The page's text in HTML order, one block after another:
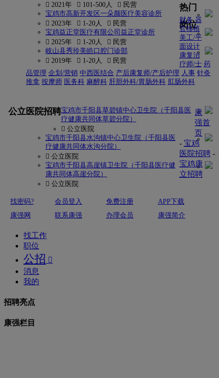
 2021年
 101-500人
 民营
宝鸡市高新开发区一朵颜医疗美容诊所
 2023年
 1-20人
 民营
宝鸡益正堂医疗有限公司益正堂诊所
 2025年
 1-20人
 民营
岐山县秀玲美皓口腔门诊部
 2019年
 1-20人  民营
热门
岗位
财务 器
官移植
美工/平
面设计
康复治
疗师/士 药
品管理 企划/营销 中西医结合 产后康复师/产后护理 人事 针灸
推拿 按摩师 医务科 麻醉科 肝胆外科/胃肠外科 肛肠外科
公立医院招聘宝鸡市千阳县草碧镇中心卫生院（千阳县医
疗健康共同体草碧分院）
 公立医院
宝鸡市千阳县水沟镇中心卫生院（千阳县医
疗健康共同体水沟分院）
 公立医院
宝鸡市千阳县高崖镇卫生院（千阳县医疗健
康共同体高崖分院）
 公立医院
康
强首
页
- 宝鸡
医院招聘-
宝鸡康
立招聘
找密码? 会员登入 免费注册
APP下载
康强网
联系康强 办理会员 康强简介
找工作
职位
公招 
消息
我的
招聘亮点
康强栏目